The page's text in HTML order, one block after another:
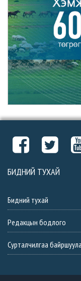
БИДНИЙ ТУХАЙ
Бидний тухай
Редакцын бодлого
Сурталчилгаа